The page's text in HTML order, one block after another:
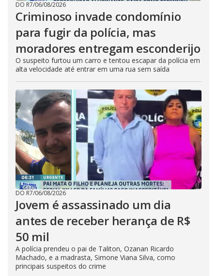
DO R7/06/08/2026
Criminoso invade condomínio
para fugir da polícia, mas
moradores entregam esconderijo
O suspeito furtou um carro e tentou escapar da polícia em
alta velocidade até entrar em uma rua sem saída
DO R7/06/08/2026
Jovem é assassinado um dia
antes de receber herança de R$
50 mil
A polícia prendeu o pai de Taliton, Ozanan Ricardo
Machado, e a madrasta, Simone Viana Silva, como
principais suspeitos do crime